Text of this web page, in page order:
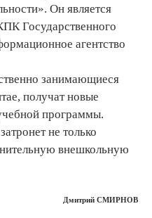
Он является
Государственного
агентство
занимающиеся
получат новые
программы.
не только
внешкольную
Дмитрий СМИРНОВ